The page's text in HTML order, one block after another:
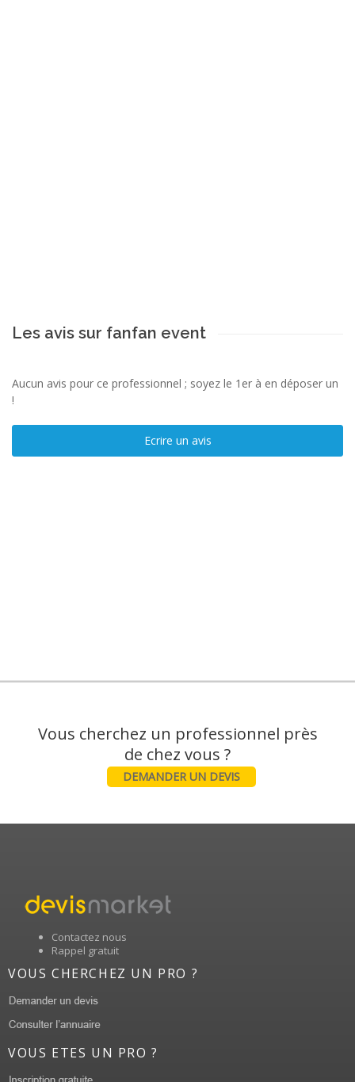
Les avis sur fanfan event
Aucun avis pour ce professionnel ; soyez le 1er à en déposer un
!
Ecrire un avis
Vous cherchez un professionnel près
DEMANDER UN DEVIS
Contactez nous
Rappel gratuit
VOUS CHERCHEZ UN PRO ?
VOUS ETES UN PRO ?